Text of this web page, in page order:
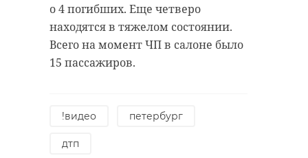
о 4 погибших. Еще четверо
находятся в тяжелом состоянии.
Всего на момент ЧП в салоне было
15 пассажиров.
!видео петербург
дтп
Нарвы 9 мая 2024 в Ивангороде. Вид из